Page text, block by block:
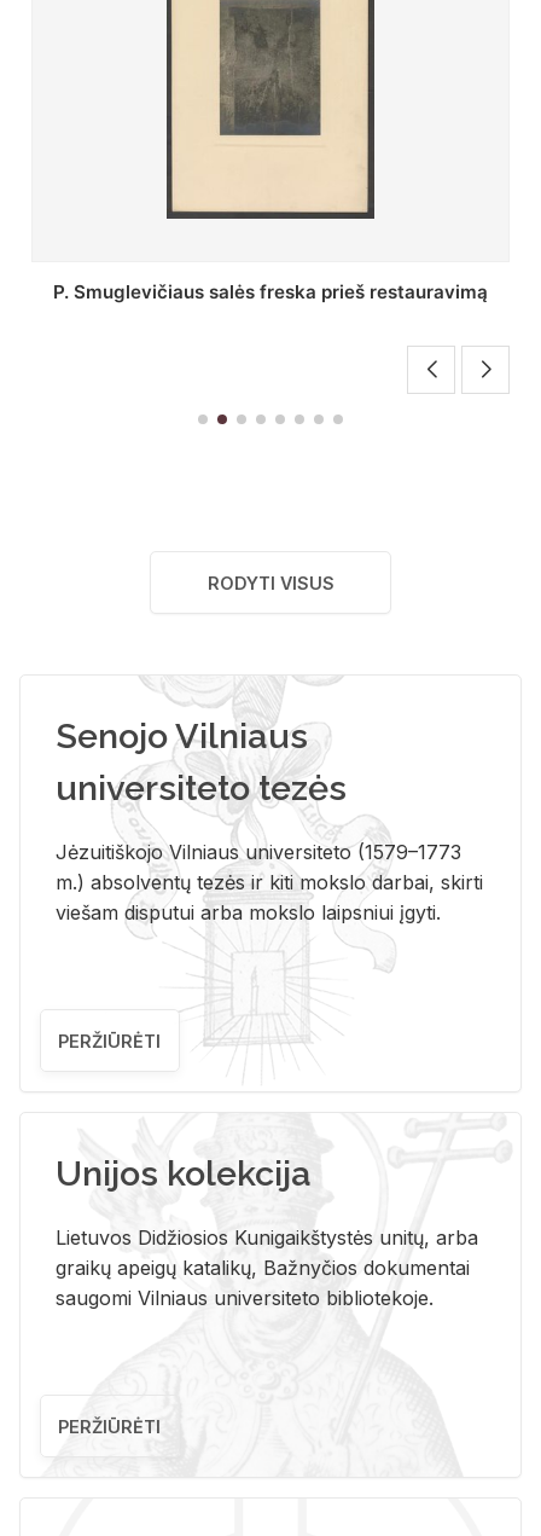
Stepono Batoro universiteto bibliotekos Profesorių
RODYTI VISUS
Senojo Vilniaus
universiteto tezės
Jėzuitiškojo Vilniaus universiteto (1579–1773
m.) absolventų tezės ir kiti mokslo darbai, skirti
viešam disputui arba mokslo laipsniui įgyti.
PERŽIŪRĖTI
Unijos kolekcija
Lietuvos Didžiosios Kunigaikštystės unitų, arba
graikų apeigų katalikų, Bažnyčios dokumentai
saugomi Vilniaus universiteto bibliotekoje.
PERŽIŪRĖTI